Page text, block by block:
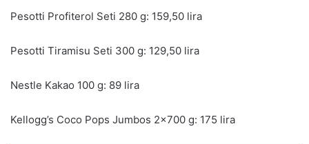
Pesotti Profiterol Seti 280 g: 159,50 lira
Pesotti Tiramisu Seti 300 g: 129,50 lira
Nestle Kakao 100 g: 89 lira
Kellogg’s Coco Pops Jumbos 2×700 g: 175 lira